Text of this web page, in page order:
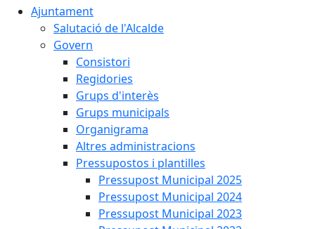
Ajuntament
Salutació de l'Alcalde
Govern
Consistori
Regidories
Grups d'interès
Grups municipals
Organigrama
Altres administracions
Pressupostos i plantilles
Pressupost Municipal 2025
Pressupost Municipal 2024
Pressupost Municipal 2023